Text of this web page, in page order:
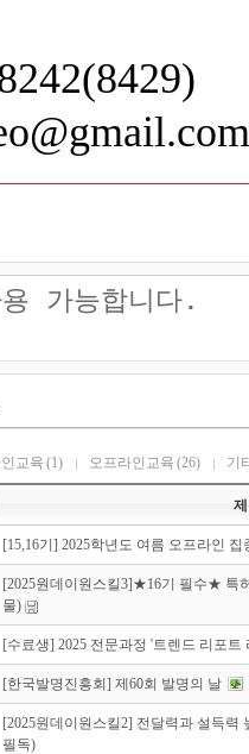
교육 (1) 오프라인교육 (26) 기
[15,16기] 2025학년도 여름 오프라인
[2025원데이원스킬3]★16기 필수★ 특
물)
[수료생] 2025 전문과정 '트렌드 리포트
[한국발명진흥회] 제60회 발명의 날
[2025원데이원스킬2] 전달력과 설득
필독)